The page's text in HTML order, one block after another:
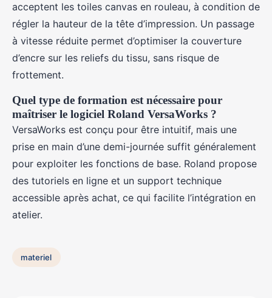
acceptent les toiles canvas en rouleau, à condition de
régler la hauteur de la tête d’impression. Un passage
à vitesse réduite permet d’optimiser la couverture
d’encre sur les reliefs du tissu, sans risque de
frottement.
Quel type de formation est nécessaire pour
maîtriser le logiciel Roland VersaWorks ?
VersaWorks est conçu pour être intuitif, mais une
prise en main d’une demi-journée suffit généralement
pour exploiter les fonctions de base. Roland propose
des tutoriels en ligne et un support technique
accessible après achat, ce qui facilite l’intégration en
atelier.
materiel